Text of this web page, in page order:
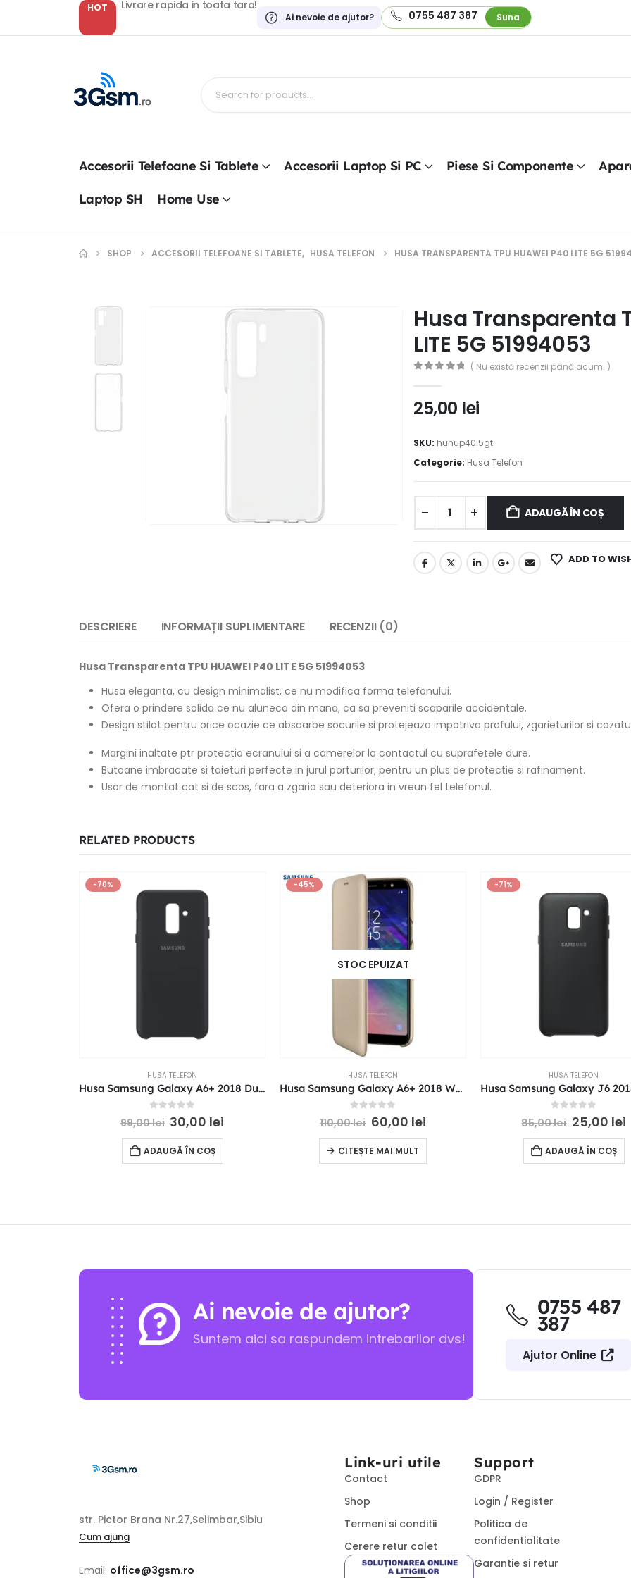
HOT Livrare rapida in toata tara!
Ai nevoie de ajutor? 0755 487 387 Suna
Accesorii Telefoane Si Tablete Accesorii Laptop Si PC Piese Si Componente
Laptop SH Home Use
SHOP ACCESORII TELEFOANE SI TABLETE, HUSA TELEFON HUSA TRANSPARENTA TPU HUAWEI P40 LITE 5G
Husa Transparenta
LITE 5G 51994053
( Nu există recenzii până acum. )
25,00 lei
SKU: huhup40l5gt
Categorie: Husa Telefon
ADAUGĂ ÎN COȘ
ADD TO
DESCRIERE INFORMAȚII SUPLIMENTARE RECENZII (0)
Husa Transparenta TPU HUAWEI P40 LITE 5G 51994053
Husa eleganta, cu design minimalist, ce nu modifica forma telefonului.
Ofera o prindere solida ce nu aluneca din mana, ca sa preveniti scaparile accidentale.
Design stilat pentru orice ocazie ce absoarbe socurile si protejeaza impotriva prafului, zgarieturilor si
Margini inaltate ptr protectia ecranului si a camerelor la contactul cu suprafetele dure.
Butoane imbracate si taieturi perfecte in jurul porturilor, pentru un plus de protectie si rafinament.
Usor de montat cat si de scos, fara a zgaria sau deteriora in vreun fel telefonul.
RELATED PRODUCTS
-70%
HUSA TELEFON
Husa Samsung Galaxy A6+ 2018 Dual Layer Cover neagra EF-PA605CBEGWW Originala
out of 5
99,00lei 30,00 lei
ADAUGĂ ÎN COȘ
-45%
STOC EPUIZAT
HUSA TELEFON
Husa Samsung Galaxy A6+ 2018 Wallet Cover aurie EF-WA605CFEGWW originala
out of 5
110,00lei 60,00 lei
CITEȘTE MAI MULT
-71%
HUSA TELEFON
out of 5
85,00lei 25,00 lei
ADAUGĂ ÎN COȘ
Ai nevoie de ajutor?
Suntem aici sa raspundem intrebarilor dvs!
0755 487
387
Ajutor Online
str. Pictor Brana Nr.27,Selimbar,Sibiu
Cum ajung
Email: office@3gsm.ro
Link-uri utile
Contact
Shop
Termeni si conditii
Cerere retur colet
Support
GDPR
Login / Register
Politica de
confidentialitate
Garantie si retur